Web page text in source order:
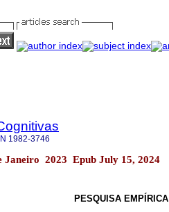
1982-3746
Janeiro 2023 Epub July 15, 2024
PESQUISA EMPÍRICA